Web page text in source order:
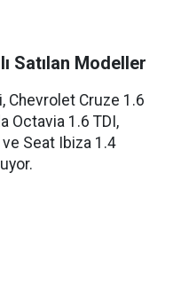
Satılan Modeller
Chevrolet Cruze 1.6
Octavia 1.6 TDI,
Seat Ibiza 1.4